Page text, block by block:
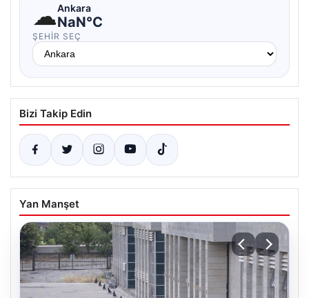
☁Ankara
NaN°C
ŞEHIR SEÇ
Bizi Takip Edin
Yan Manşet